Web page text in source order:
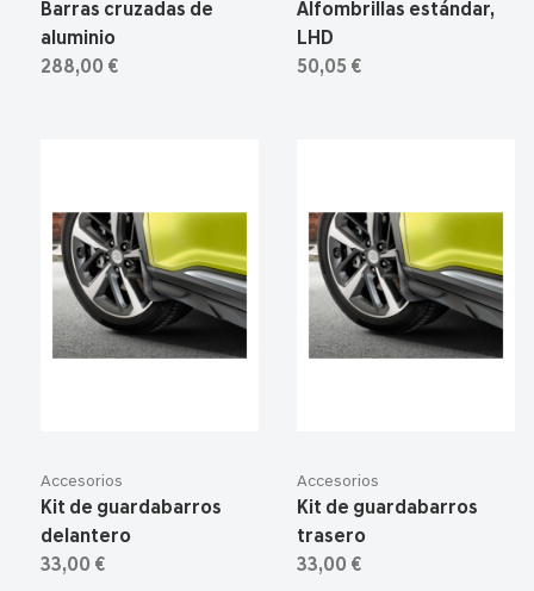
Barras cruzadas de
aluminio
288,00 €
Alfombrillas estándar,
LHD
50,05 €
Accesorios
Kit de guardabarros
delantero
33,00 €
Accesorios
Kit de guardabarros
trasero
33,00 €